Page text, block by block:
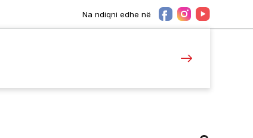
Na ndiqni edhe në